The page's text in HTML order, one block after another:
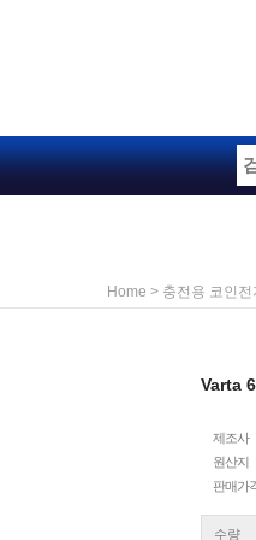
Home > 충전용 코인전
Varta
제조사
원산지
판매가
수량